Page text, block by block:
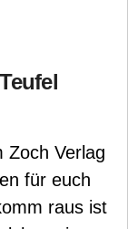
Zoch Verlag
für euch
raus ist